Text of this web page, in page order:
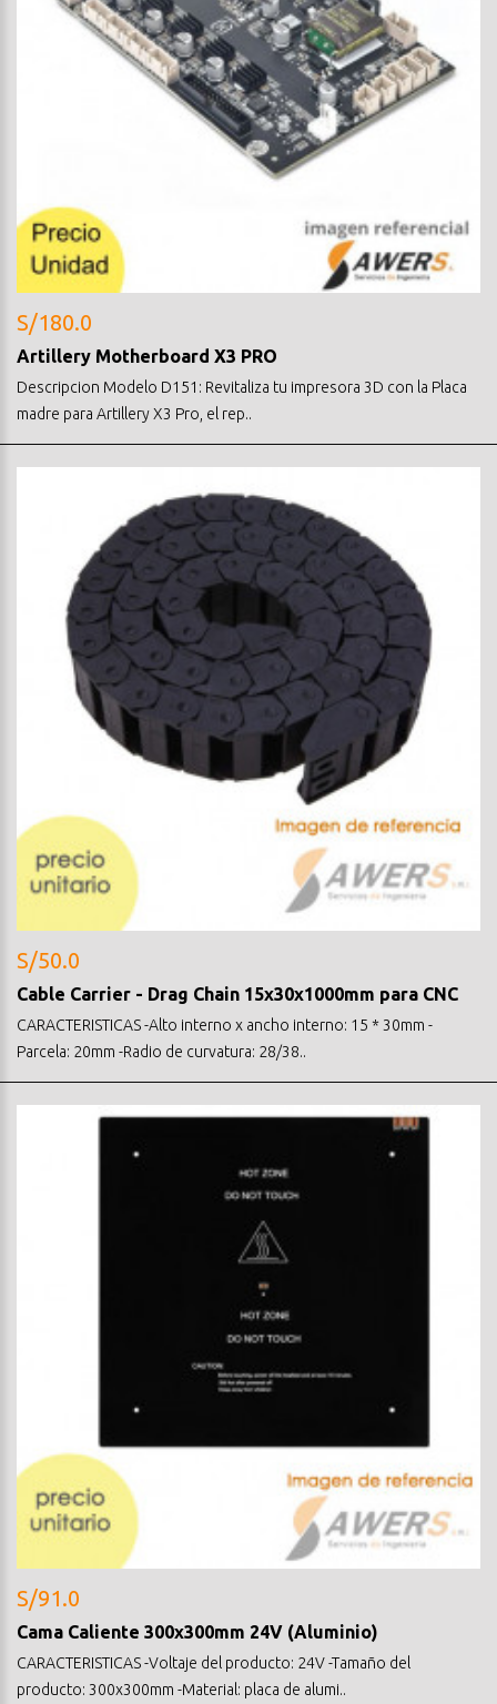
S/180.0
Artillery Motherboard X3 PRO
Descripcion Modelo D151: Revitaliza tu impresora 3D con la Placa
madre para Artillery X3 Pro, el rep..
S/50.0
Cable Carrier - Drag Chain 15x30x1000mm para CNC
CARACTERISTICAS -Alto interno x ancho interno: 15 * 30mm -
Parcela: 20mm -Radio de curvatura: 28/38..
S/91.0
Cama Caliente 300x300mm 24V (Aluminio)
CARACTERISTICAS -Voltaje del producto: 24V -Tamaño del
producto: 300x300mm -Material: placa de alumi..